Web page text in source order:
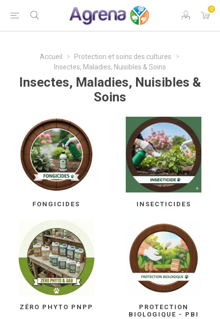
0
Accueil
Protection et soins des cultures
Insectes, Maladies, Nuisibles & Soins
Insectes, Maladies, Nuisibles &
Soins
FONGICIDES INSECTICIDES
ZÉRO PHYTO PNPP
PROTECTION
BIOLOGIQUE - PBI